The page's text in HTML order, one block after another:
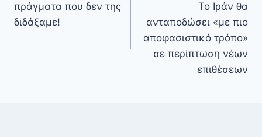
πράγματα που δεν της
διδάξαμε!
Το Ιράν θα
ανταποδώσει «με πιο
αποφασιστικό τρόπο»
σε περίπτωση νέων
επιθέσεων